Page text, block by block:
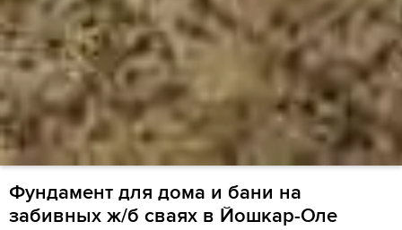
Фундамент для дома и бани на
забивных ж/б сваях в Йошкар-Оле